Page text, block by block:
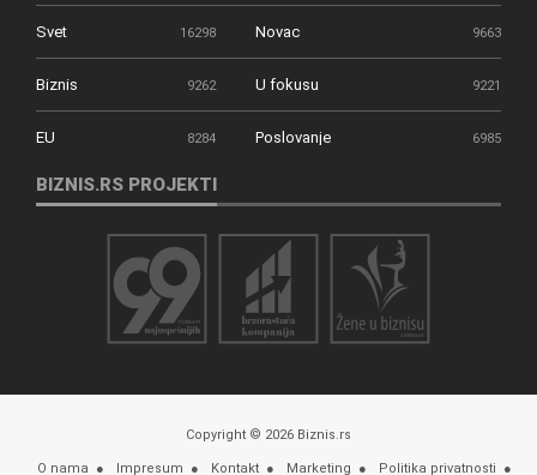
Svet 16298 Novac 9663
Biznis 9262 U fokusu 9221
EU 8284 Poslovanje 6985
BIZNIS.RS PROJEKTI
Copyright © 2026 Biznis.rs
O nama Impresum Kontakt Marketing Politika privatnosti